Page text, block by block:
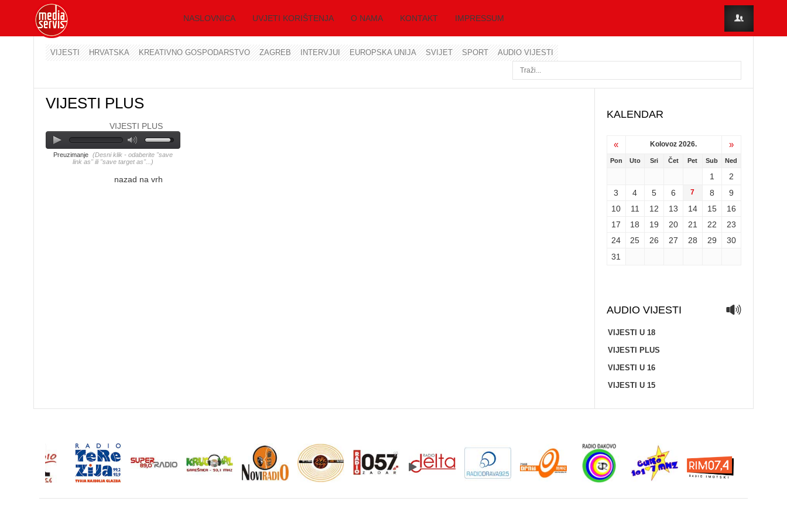
NASLOVNICA UVJETI KORIŠTENJA O NAMA KONTAKT IMPRESSUM
VIJESTI HRVATSKA KREATIVNO GOSPODARSTVO ZAGREB INTERVJUI EUROPSKA UNIJA SVIJET SPORT AUDIO VIJESTI
VIJESTI PLUS
VIJESTI PLUS
Preuzimanje (Desni klik - odaberite "save
link as" ili "save target as"...)
nazad na vrh
KALENDAR
« Kolovoz 2026. »
Pon Uto Sri Čet Pet Sub Ned
1
2
3
4 5 6 7 8
9
10
11 12 13 14 15
16
17
18 19 20 21 22
23
24
25 26 27 28 29
30
31
AUDIO VIJESTI
VIJESTI U 18
VIJESTI PLUS
VIJESTI U 16
VIJESTI U 15